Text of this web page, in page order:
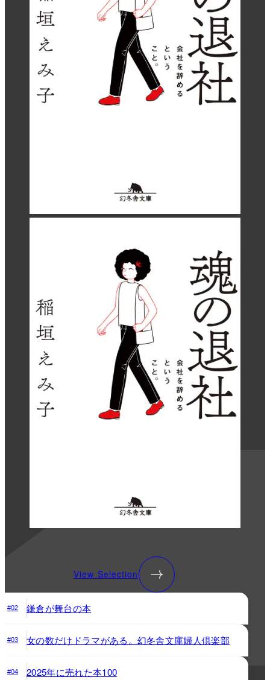
View Selection
#02 鎌倉が舞台の本
#03 女の数だけドラマがある。幻冬舎文庫婦人倶楽部
#04 2025年に売れた本100